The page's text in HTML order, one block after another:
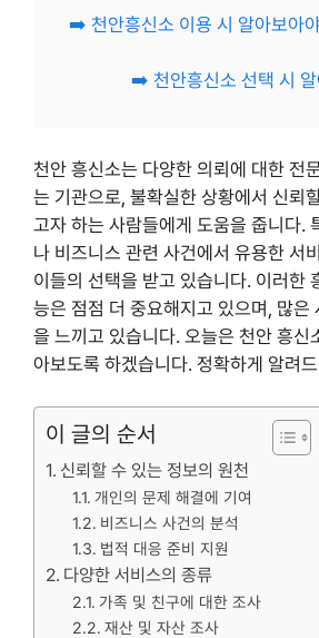
➡️ 천안흥신소 이용 시 알아보아
➡️ 천안흥신소 선택 시
천안 흥신소는 다양한 의뢰에 대한 전
는 기관으로, 불확실한 상황에서 신뢰
고자 하는 사람들에게 도움을 줍니다.
나 비즈니스 관련 사건에서 유용한 서
이들의 선택을 받고 있습니다. 이러한
능은 점점 더 중요해지고 있으며, 많은
을 느끼고 있습니다. 오늘은 천안 흥신
아보도록 하겠습니다. 정확하게 알려
이 글의 순서
신뢰할 수 있는 정보의 원천
개인의 문제 해결에 기여
비즈니스 사건의 분석
법적 대응 준비 지원
다양한 서비스의 종류
가족 및 친구에 대한 조사
재산 및 자산 조사